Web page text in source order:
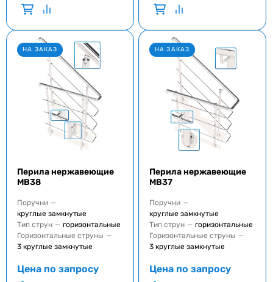
НА ЗАКАЗ
Перила нержавеющие
MB38
Поручни —
круглые замкнутые
Тип струн — горизонтальные
Горизонтальные струны —
3 круглые замкнутые
Цена по запросу
НА ЗАКАЗ
Перила нержавеющие
MB37
Поручни —
круглые замкнутые
Тип струн — горизонтальные
Горизонтальные струны —
3 круглые замкнутые
Цена по запросу